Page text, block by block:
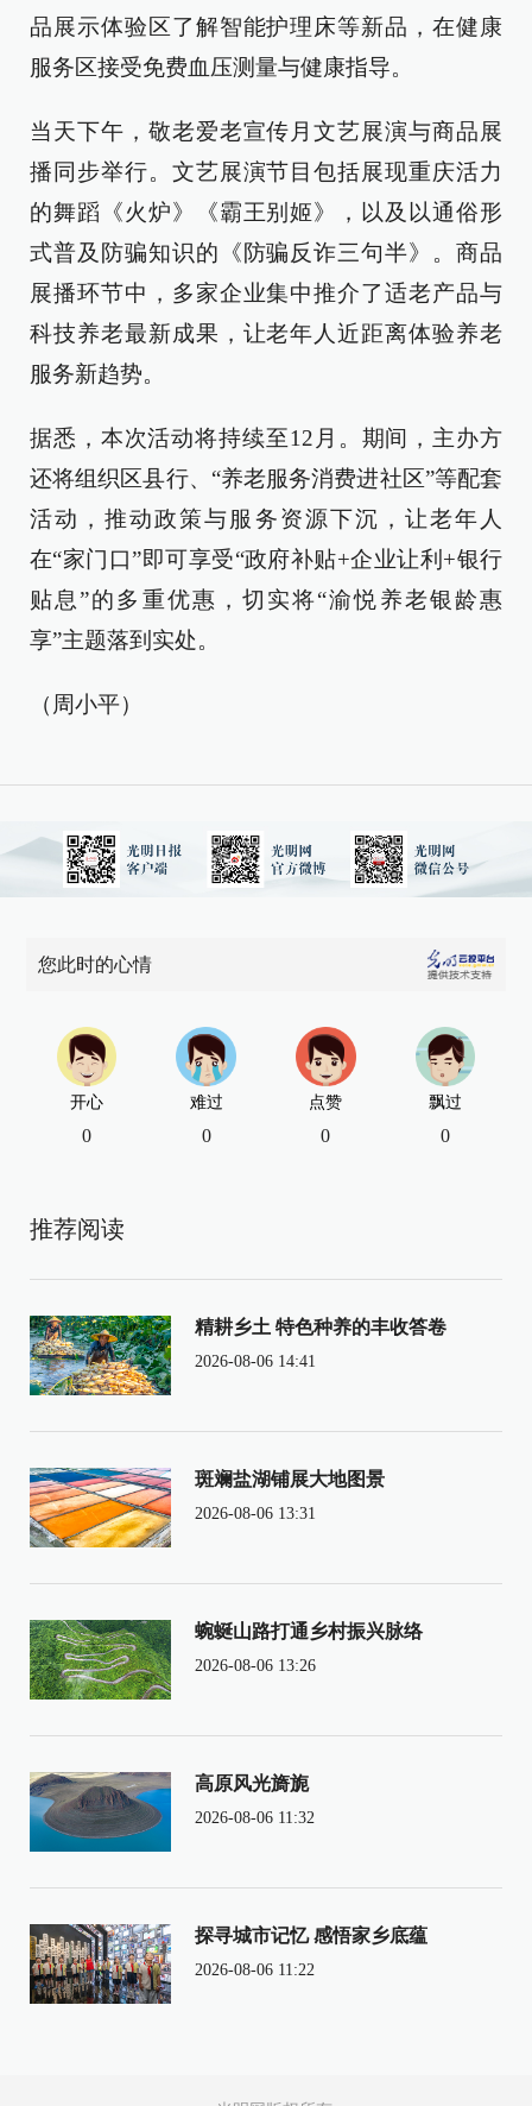
品展示体验区了解智能护理床等新品，在健康
服务区接受免费血压测量与健康指导。
当天下午，敬老爱老宣传月文艺展演与商品展
播同步举行。文艺展演节目包括展现重庆活力
的舞蹈《火炉》《霸王别姬》，以及以通俗形
式普及防骗知识的《防骗反诈三句半》。商品
展播环节中，多家企业集中推介了适老产品与
科技养老最新成果，让老年人近距离体验养老
服务新趋势。
据悉，本次活动将持续至12月。期间，主办方
还将组织区县行、“养老服务消费进社区”等配套
活动，推动政策与服务资源下沉，让老年人
在“家门口”即可享受“政府补贴+企业让利+银行
贴息”的多重优惠，切实将“渝悦养老银龄惠
享”主题落到实处。
（周小平）
您此时的心情
开心
0
难过
0
点赞
0
飘过
0
推荐阅读
精耕乡土 特色种养的丰收答卷
2026-08-06 14:41
斑斓盐湖铺展大地图景
2026-08-06 13:31
蜿蜒山路打通乡村振兴脉络
2026-08-06 13:26
高原风光旖旎
2026-08-06 11:32
探寻城市记忆 感悟家乡底蕴
2026-08-06 11:22